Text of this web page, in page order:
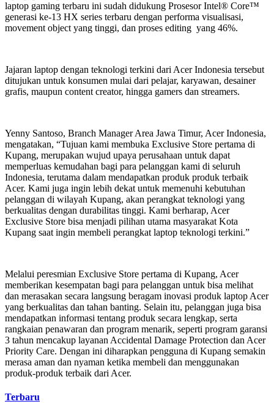
laptop gaming terbaru ini sudah didukung Prosesor Intel® Core™
generasi ke-13 HX series terbaru dengan performa visualisasi,
movement object yang tinggi, dan proses editing yang 46%.
Jajaran laptop dengan teknologi terkini dari Acer Indonesia tersebut
ditujukan untuk konsumen mulai dari pelajar, karyawan, desainer
grafis, maupun content creator, hingga gamers dan streamers.
Yenny Santoso, Branch Manager Area Jawa Timur, Acer Indonesia,
mengatakan, “Tujuan kami membuka Exclusive Store pertama di
Kupang, merupakan wujud upaya perusahaan untuk dapat
memperluas kemudahan bagi para pelanggan kami di seluruh
Indonesia, terutama dalam mendapatkan produk produk terbaik
Acer. Kami juga ingin lebih dekat untuk memenuhi kebutuhan
pelanggan di wilayah Kupang, akan perangkat teknologi yang
berkualitas dengan durabilitas tinggi. Kami berharap, Acer
Exclusive Store bisa menjadi pilihan utama masyarakat Kota
Kupang saat ingin membeli perangkat laptop teknologi terkini.”
Melalui peresmian Exclusive Store pertama di Kupang, Acer
memberikan kesempatan bagi para pelanggan untuk bisa melihat
dan merasakan secara langsung beragam inovasi produk laptop Acer
yang berkualitas dan tahan banting. Selain itu, pelanggan juga bisa
mendapatkan informasi tentang produk secara lengkap, serta
rangkaian penawaran dan program menarik, seperti program garansi
3 tahun mencakup layanan Accidental Damage Protection dan Acer
Priority Care. Dengan ini diharapkan pengguna di Kupang semakin
merasa aman dan nyaman ketika membeli dan menggunakan
produk-produk terbaik dari Acer.
Terbaru